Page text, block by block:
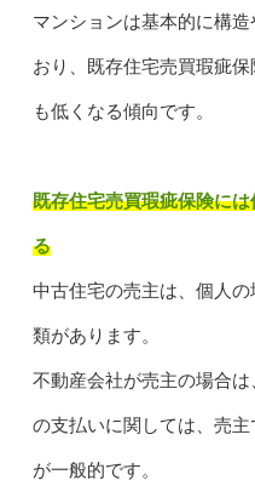
マンションは基本的に構
おり、既存住宅売買瑕疵
も低くなる傾向です。
既存住宅売買瑕疵保険に
る
中古住宅の売主は、個人
類があります。
不動産会社が売主の場合
の支払いに関しては、売
が一般的です。